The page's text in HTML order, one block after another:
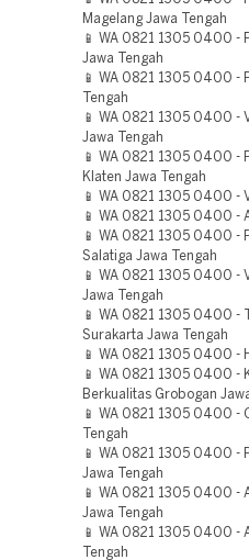
Magelang Jawa Tengah
📱 WA 0821 1305 0400 -
Jawa Tengah
📱 WA 0821 1305 0400 -
Tengah
📱 WA 0821 1305 0400 -
Jawa Tengah
📱 WA 0821 1305 0400 -
Klaten Jawa Tengah
📱 WA 0821 1305 0400 -
📱 WA 0821 1305 0400 -
📱 WA 0821 1305 0400 -
Salatiga Jawa Tengah
📱 WA 0821 1305 0400 -
Jawa Tengah
📱 WA 0821 1305 0400 -
Surakarta Jawa Tengah
📱 WA 0821 1305 0400 -
📱 WA 0821 1305 0400 -
Berkualitas Grobogan
📱 WA 0821 1305 0400 -
Tengah
📱 WA 0821 1305 0400 -
Jawa Tengah
📱 WA 0821 1305 0400 -
Jawa Tengah
📱 WA 0821 1305 0400 -
Tengah